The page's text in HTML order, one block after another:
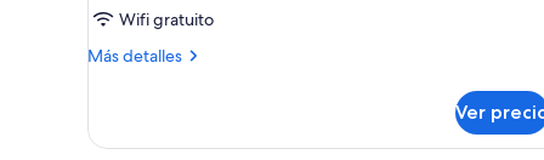
Wifi gratuito
Más detalles
Más
Premier
Ver